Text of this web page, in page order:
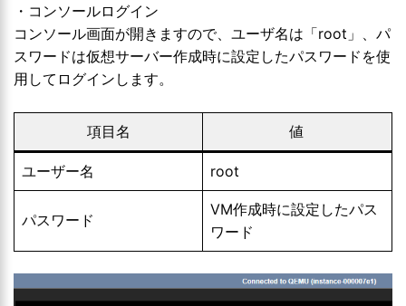
・コンソールログイン
コンソール画面が開きますので、ユーザ名は「root」、パ
スワードは仮想サーバー作成時に設定したパスワードを使
用してログインします。
項目名 値
ユーザー名 root
パスワード
VM作成時に設定したパス
ワード